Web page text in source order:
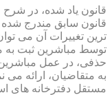
قانون سابق مندرج شده
ترین تغییرات آن می
توسط مباشرین ثبت به
حذفی، در عمل
به متقاضیان، ارائه